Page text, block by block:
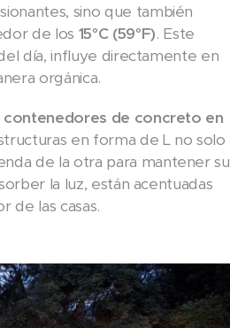
sino que también
de los 15°C (59°F). Este
día, influye directamente en
orgánica.
contenedores de concreto en
en forma de L no solo
de la otra para mantener su
la luz, están acentuadas
de las casas.